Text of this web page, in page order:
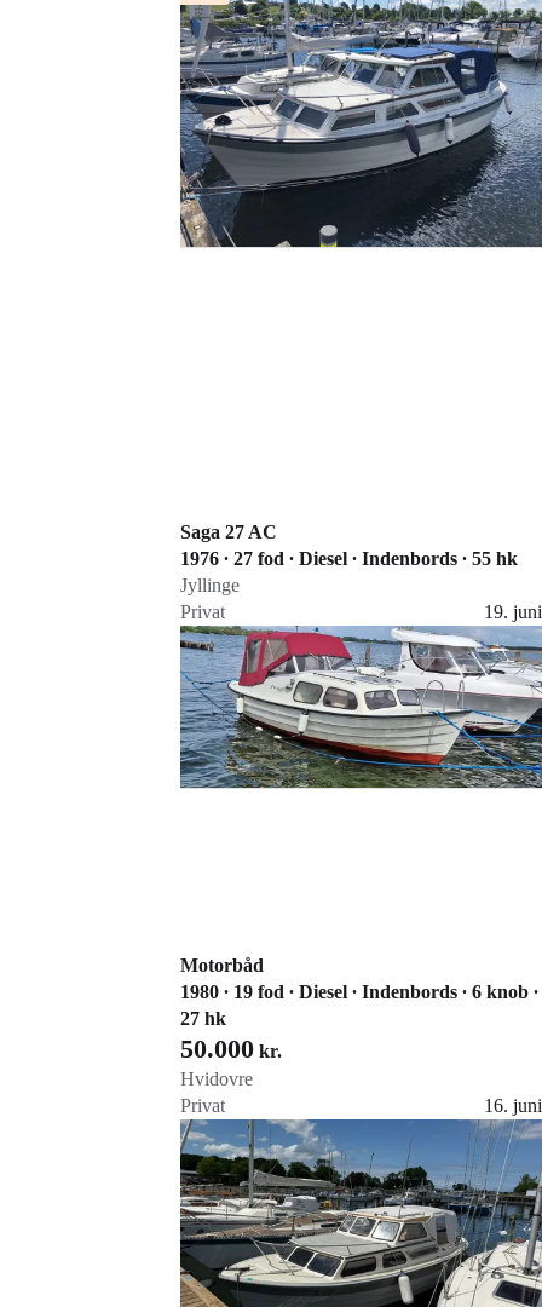
Føj til favoritter
Saga 27 AC
1976 ∙ 27 fod ∙ Diesel ∙ Indenbords ∙ 55 hk
Jyllinge
Privat
19. juni
Føj til favoritter
Gå til annoncen
Motorbåd
1980 ∙ 19 fod ∙ Diesel ∙ Indenbords ∙ 6 knob ∙
27 hk
50.000 kr.
Hvidovre
Privat
16. juni
Føj til favoritter
Gå til annoncen